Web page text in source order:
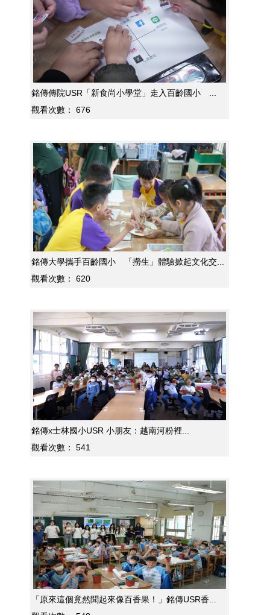
銘傳傳院USR「新食尚小學堂」走入百齡國小 ...
觀看次數：
676
銘傳大學攜手百齡國小 「撈生」體驗掀起文化交...
觀看次數：
620
銘傳x士林國小USR 小朋友：越南河粉裡...
觀看次數：
541
「原來這個竟然聞起來像百香果！」銘傳USR香...